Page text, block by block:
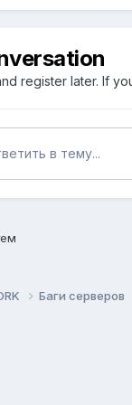
register later. If
в тему...
Баги серверов